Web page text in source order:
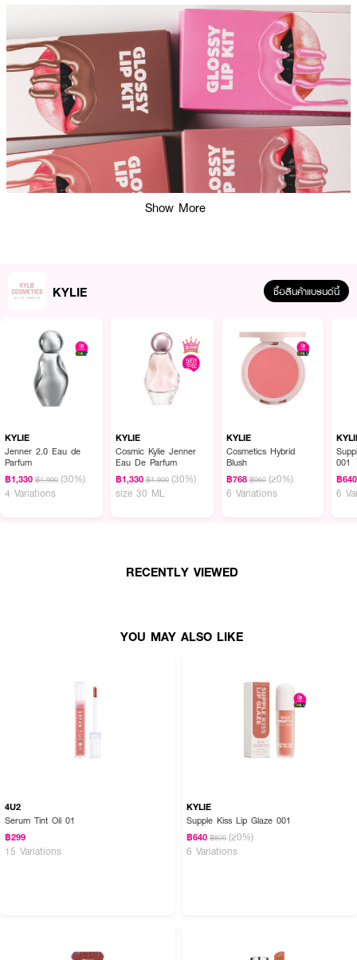
ผลลัพธ์ที่ได้:
ลิปคิทคู่ใจจาก Kylie Cosmetics ที่รวมเอาดินสอเขียนขอบปากและลิปกลอสไว้ใน
เซ็ตเดียว มอบริมฝีปากคมชัด ดูอวบอิ่มและแวววาวอย่างเป็นธรรมชาติ เนื้อกลอส
สาย Everyday Look หรือแต่งเต็มก็ปัง
● ไคลี่ กลอสซี่ ลิป คิท
● เนื้อบางเบา เกลี่ยง่าย ไม่เป็นคราบ
355 Comes Naturally 10-2-6800018981
808 Kylie 10-2-6800018985
811 Candy Pink 10-2-6800018980
703 Dolce K 10-2-6800018984
Show More
KYLIE ซื้อสินค้าแบรนด์นี้
KYLIE
Jenner 2.0 Eau de
Parfum
฿1,330 ฿1,900 (30%)
4 Variations
KYLIE
Cosmic Kylie Jenner
Eau De Parfum
฿1,330 ฿1,900 (30%)
size 30 ML
KYLIE
Cosmetics Hybrid
Blush
฿768 ฿960 (20%)
6 Variations
001
฿640
6
RECENTLY VIEWED
YOU MAY ALSO LIKE
4U2
Serum Tint Oil 01
฿299
15 Variations
KYLIE
Supple Kiss Lip Glaze 001
฿640 ฿800 (20%)
6 Variations